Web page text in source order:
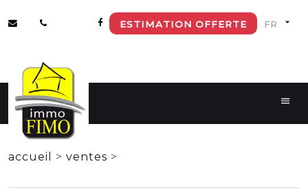
ESTIMATION OFFERTE
accueil > ventes >
+
−